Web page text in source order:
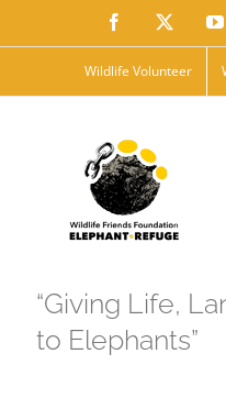
to
Facebook
Wildlife Volunteer
“Giving Life,
to Elephants”